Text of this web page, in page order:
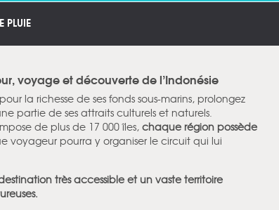
PLUIE
voyage et découverte de l’Indonésie
la richesse de ses fonds sous-marins, prolongez
partie de ses attraits culturels et naturels.
de plus de 17 000 îles, chaque région possède
voyageur pourra y organiser le circuit qui lui
très accessible et un vaste territoire